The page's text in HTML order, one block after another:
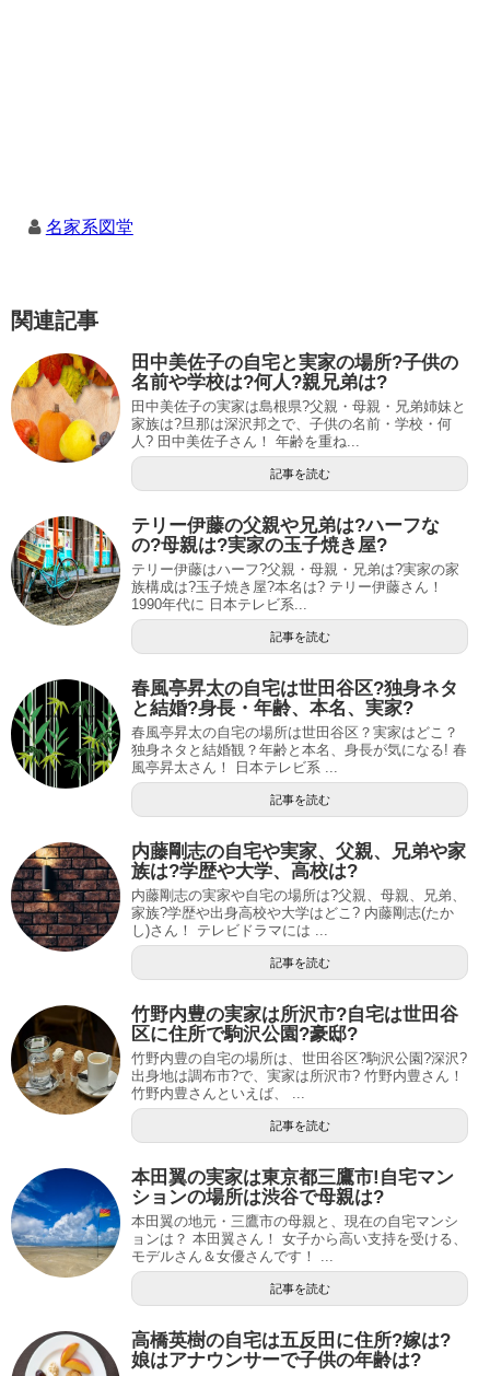
名家系図堂
関連記事
田中美佐子の自宅と実家の場所?子供の
名前や学校は?何人?親兄弟は?
田中美佐子の実家は島根県?父親・母親・兄弟姉妹と
家族は?旦那は深沢邦之で、子供の名前・学校・何
人? 田中美佐子さん！ 年齢を重ね...
記事を読む
テリー伊藤の父親や兄弟は?ハーフな
の?母親は?実家の玉子焼き屋?
テリー伊藤はハーフ?父親・母親・兄弟は?実家の家
族構成は?玉子焼き屋?本名は? テリー伊藤さん！
1990年代に 日本テレビ系...
記事を読む
春風亭昇太の自宅は世田谷区?独身ネタ
と結婚?身長・年齢、本名、実家?
春風亭昇太の自宅の場所は世田谷区？実家はどこ？
独身ネタと結婚観？年齢と本名、身長が気になる! 春
風亭昇太さん！ 日本テレビ系 ...
記事を読む
内藤剛志の自宅や実家、父親、兄弟や家
族は?学歴や大学、高校は?
内藤剛志の実家や自宅の場所は?父親、母親、兄弟、
家族?学歴や出身高校や大学はどこ? 内藤剛志(たか
し)さん！ テレビドラマには ...
記事を読む
竹野内豊の実家は所沢市?自宅は世田谷
区に住所で駒沢公園?豪邸?
竹野内豊の自宅の場所は、世田谷区?駒沢公園?深沢?
出身地は調布市?で、実家は所沢市? 竹野内豊さん！
竹野内豊さんといえば、 ...
記事を読む
本田翼の実家は東京都三鷹市!自宅マン
ションの場所は渋谷で母親は?
本田翼の地元・三鷹市の母親と、現在の自宅マンシ
ョンは？ 本田翼さん！ 女子から高い支持を受ける、
モデルさん＆女優さんです！ ...
記事を読む
高橋英樹の自宅は五反田に住所?嫁は?
娘はアナウンサーで子供の年齢は?